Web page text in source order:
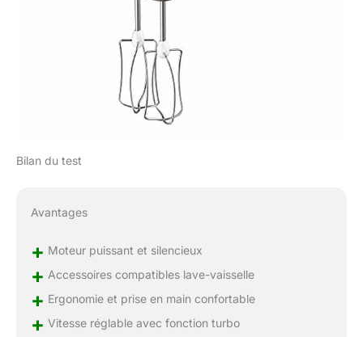
Bilan du test
Avantages
+ Moteur puissant et silencieux
+ Accessoires compatibles lave-vaisselle
+ Ergonomie et prise en main confortable
+ Vitesse réglable avec fonction turbo